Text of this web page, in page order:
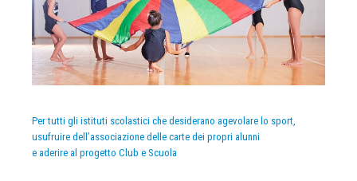
Per tutti gli istituti scolastici che desiderano agevolare lo sport,
usufruire dell’associazione delle carte dei propri alunni
e aderire al progetto Club e Scuola